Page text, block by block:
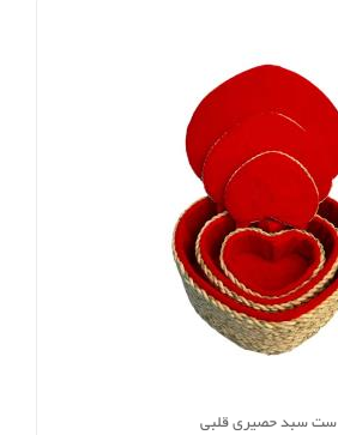
ست سبد حصیری قلبی